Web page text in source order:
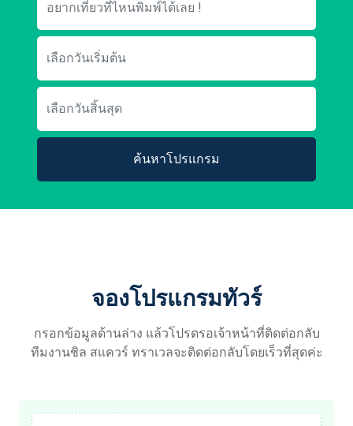
ค้นหาโปรแกรม
จองโปรแกรมทัวร์
กรอกข้อมูลด้านล่าง แล้วโปรดรอเจ้าหน้าที่ติดต่อกลับ
ทีมงานชิล สแควร์ ทราเวลจะติดต่อกลับโดยเร็วที่สุดค่ะ